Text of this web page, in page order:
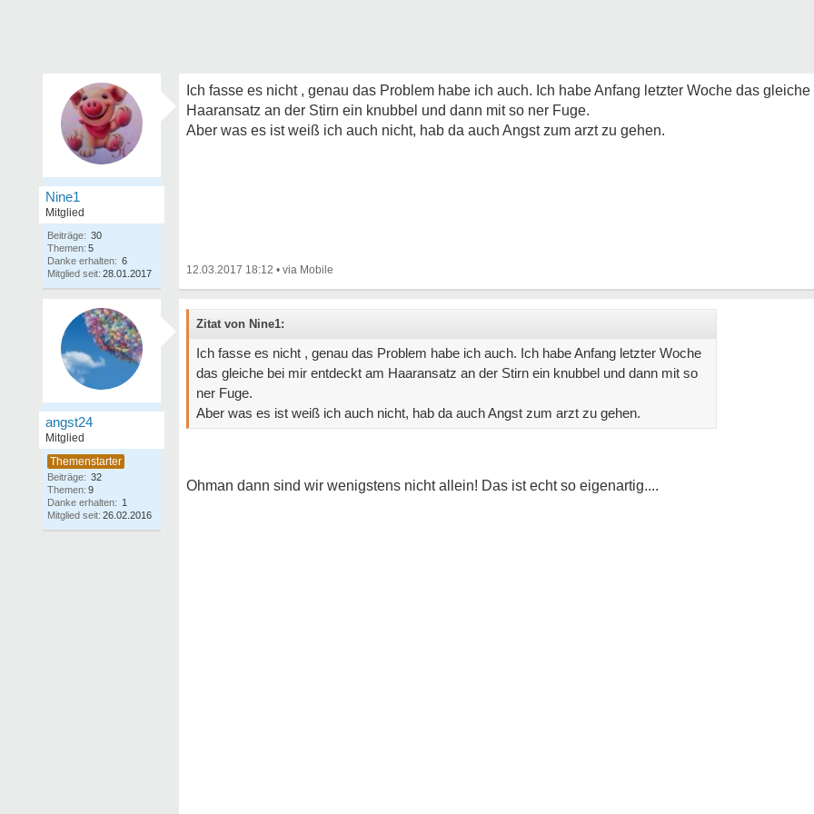
Nine1
Mitglied
Beiträge: 30
Themen: 5
Danke erhalten: 6
Mitglied seit: 28.01.2017
Ich fasse es nicht , genau das Problem habe ich auch. Ich habe Anfang letzter Woche das
Haaransatz an der Stirn ein knubbel und dann mit so ner Fuge.
Aber was es ist weiß ich auch nicht, hab da auch Angst zum arzt zu gehen.
12.03.2017 18:12 •
angst24
Mitglied
Beiträge: 32
Themen: 9
Danke erhalten: 1
Mitglied seit: 26.02.2016
Zitat von Nine1:
Ich fasse es nicht , genau das Problem habe ich auch. Ich habe Anfang letzter Woche
das gleiche bei mir entdeckt am Haaransatz an der Stirn ein knubbel und dann mit so
ner Fuge.
Aber was es ist weiß ich auch nicht, hab da auch Angst zum arzt zu gehen.
Ohman dann sind wir wenigstens nicht allein! Das ist echt so eigenartig....